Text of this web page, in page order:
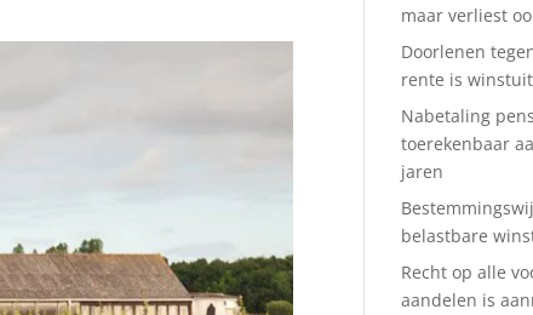
maar verliest
Doorlenen
rente is
Nabetaling
toerekenbaar
jaren
belastbare
Recht op alle
aandelen is